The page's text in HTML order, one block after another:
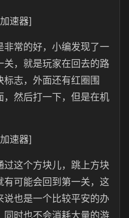
速器]
常的好，小编发现了一
，就是玩家在回去的路
志，外面还有红圈围
然后打一下，但是在机
速器]
过这个方块儿，跳上方块
可能会回到第一关，这
也是一个比较平安的办
同时也不会消耗大量的游